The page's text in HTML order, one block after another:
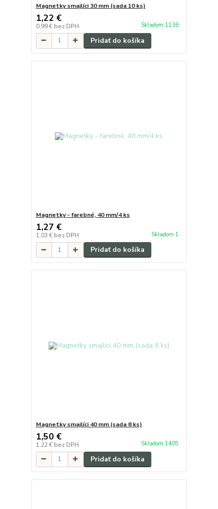
Magnetky smajlíci 30 mm (sada 10 ks)
1,22 €
0,99 € bez DPH Skladom 1136
Pridať do košíka
Magnetky - farebné, 40 mm/4 ks
1,27 €
1,03 € bez DPH Skladom 1
Pridať do košíka
Magnetky smajlíci 40 mm (sada 8 ks)
1,50 €
1,22 € bez DPH Skladom 1405
Pridať do košíka